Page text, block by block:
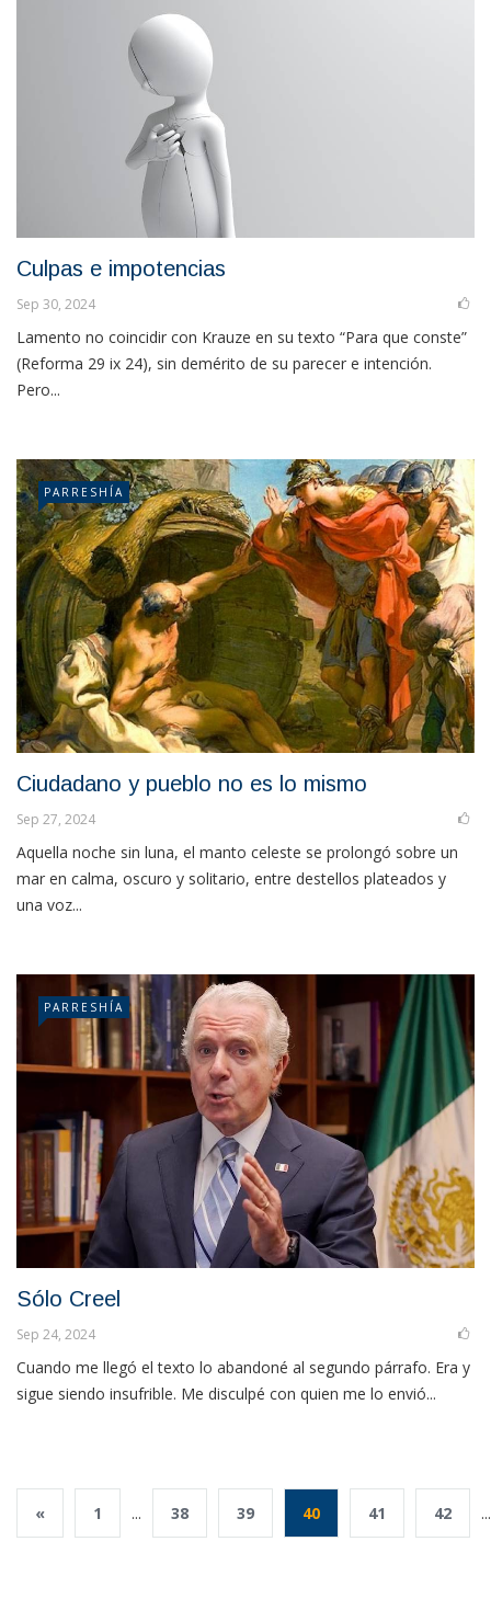
Culpas e impotencias
Sep 30, 2024
Lamento no coincidir con Krauze en su texto “Para que conste”
(Reforma 29 ix 24), sin demérito de su parecer e intención.
Pero...
PARRESHÍA
Ciudadano y pueblo no es lo mismo
Sep 27, 2024
Aquella noche sin luna, el manto celeste se prolongó sobre un
mar en calma, oscuro y solitario, entre destellos plateados y
una voz...
PARRESHÍA
Sólo Creel
Sep 24, 2024
Cuando me llegó el texto lo abandoné al segundo párrafo. Era y
sigue siendo insufrible. Me disculpé con quien me lo envió...
« 1 ... 38 39 40 41 42 ...